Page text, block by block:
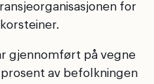
for
gjennomført på vegne
av befolkningen